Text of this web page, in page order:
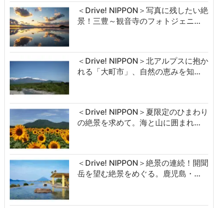
＜Drive! NIPPON＞写真に残したい絶
景！三豊～観音寺のフォトジェニ…
＜Drive! NIPPON＞北アルプスに抱か
れる「大町市」、自然の恵みを知…
＜Drive! NIPPON＞夏限定のひまわり
の絶景を求めて。海と山に囲まれ…
＜Drive! NIPPON＞絶景の連続！開聞
岳を望む絶景をめぐる。鹿児島・…